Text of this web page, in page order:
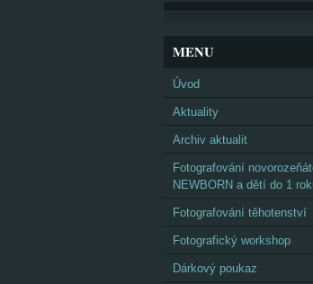
MENU
Úvod
Aktuality
Archiv aktualit
Fotografování
NEWBORN a dětí do 1
Fotografování těhotenství
Fotografický workshop
Dárkový poukaz